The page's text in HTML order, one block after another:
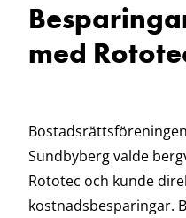
med
Sundbyberg valde
Rototec och kunde
kostnadsbesparingar.